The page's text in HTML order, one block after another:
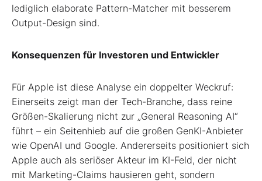
lediglich elaborate Pattern-Matcher mit besserem
Output-Design sind.
Konsequenzen für Investoren und Entwickler
Für Apple ist diese Analyse ein doppelter Weckruf:
Einerseits zeigt man der Tech-Branche, dass reine
Größen-Skalierung nicht zur „General Reasoning AI“
führt – ein Seitenhieb auf die großen GenKI-Anbieter
wie OpenAI und Google. Andererseits positioniert sich
Apple auch als seriöser Akteur im KI-Feld, der nicht
mit Marketing-Claims hausieren geht, sondern